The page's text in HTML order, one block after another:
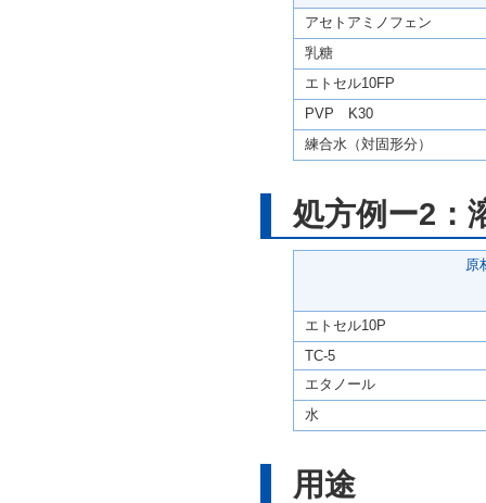
アセトアミノフェン
乳糖
エトセル10FP
PVP K30
練合水（対固形分）
処方例ー2：
原
エトセル10P
TC-5
エタノール
水
用途